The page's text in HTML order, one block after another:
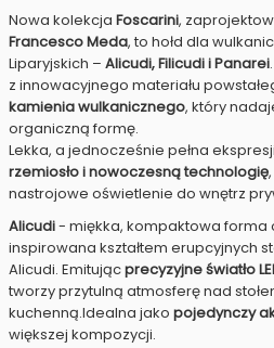
Nowa kolekcja Foscarini,
Francesco Meda, to hołd dla
Liparyjskich – Alicudi, Filicudi i Panarei
z innowacyjnego materiału
kamienia wulkanicznego, który
organiczną formę.
Lekka, a jednocześnie pełna
rzemiosło i nowoczesną technologię
nastrojowe oświetlenie do wnętrz
Alicudi- miękka, kompaktowa forma
inspirowana kształtem erupcyjnych
Alicudi. Emitującprecyzyjne światło
tworzy przytulną atmosferę nad
kuchenną.Idealna jako pojedynczy
większej kompozycji.